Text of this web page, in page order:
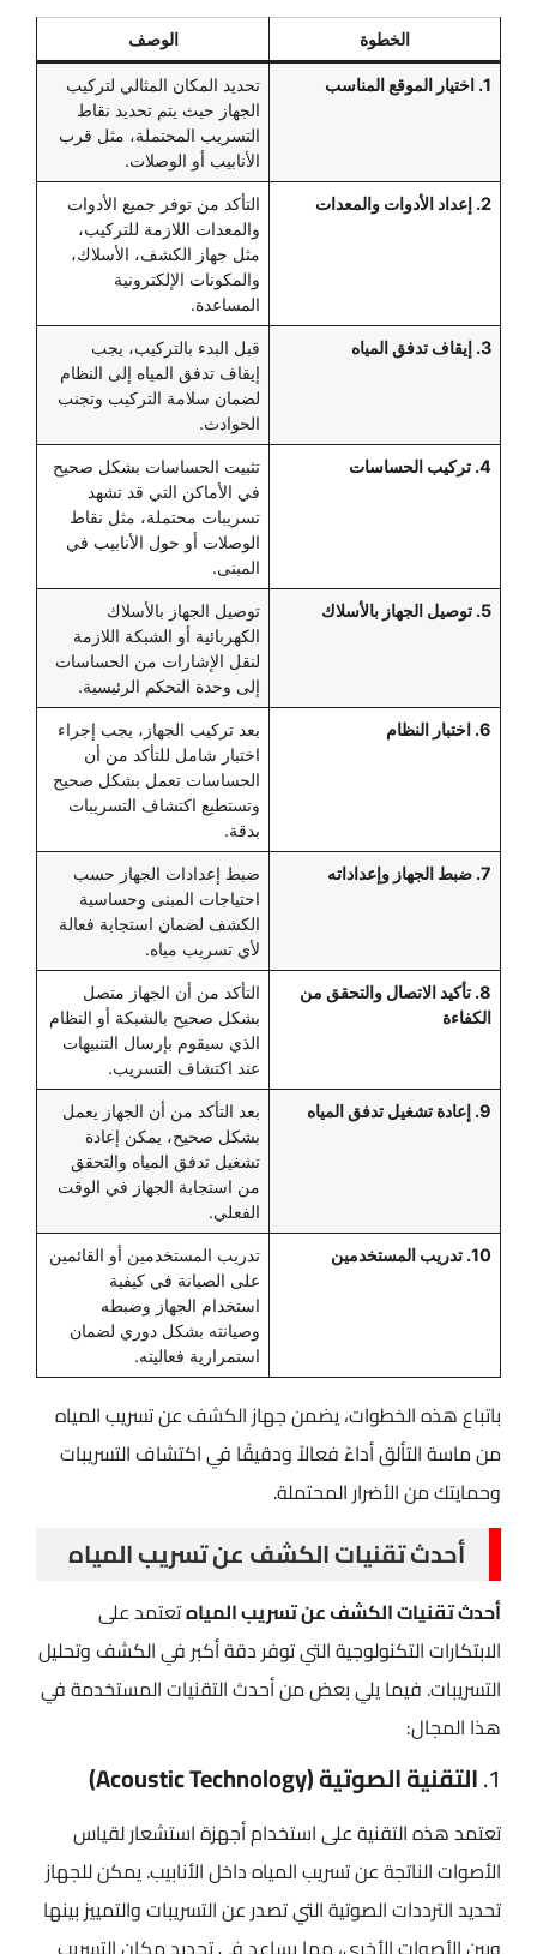
الخطوة الوصف
1. اختيار الموقع المناسب
تحديد المكان المثالي لتركيب
الجهاز حيث يتم تحديد نقاط
التسريب المحتملة، مثل قرب
الأنابيب أو الوصلات.
2. إعداد الأدوات والمعدات
التأكد من توفر جميع الأدوات
والمعدات اللازمة للتركيب،
مثل جهاز الكشف، الأسلاك،
والمكونات الإلكترونية
المساعدة.
3. إيقاف تدفق المياه
قبل البدء بالتركيب، يجب
إيقاف تدفق المياه إلى النظام
لضمان سلامة التركيب وتجنب
الحوادث.
4. تركيب الحساسات
تثبيت الحساسات بشكل صحيح
في الأماكن التي قد تشهد
تسريبات محتملة، مثل نقاط
الوصلات أو حول الأنابيب في
المبنى.
5. توصيل الجهاز بالأسلاك
توصيل الجهاز بالأسلاك
الكهربائية أو الشبكة اللازمة
لنقل الإشارات من الحساسات
إلى وحدة التحكم الرئيسية.
6. اختبار النظام
بعد تركيب الجهاز، يجب إجراء
اختبار شامل للتأكد من أن
الحساسات تعمل بشكل صحيح
وتستطيع اكتشاف التسريبات
بدقة.
7. ضبط الجهاز وإعداداته
ضبط إعدادات الجهاز حسب
احتياجات المبنى وحساسية
الكشف لضمان استجابة فعالة
لأي تسريب مياه.
8. تأكيد الاتصال والتحقق من
الكفاءة
التأكد من أن الجهاز متصل
بشكل صحيح بالشبكة أو النظام
الذي سيقوم بإرسال التنبيهات
عند اكتشاف التسريب.
9. إعادة تشغيل تدفق المياه
بعد التأكد من أن الجهاز يعمل
بشكل صحيح، يمكن إعادة
تشغيل تدفق المياه والتحقق
من استجابة الجهاز في الوقت
الفعلي.
10. تدريب المستخدمين
تدريب المستخدمين أو القائمين
على الصيانة في كيفية
استخدام الجهاز وضبطه
وصيانته بشكل دوري لضمان
استمرارية فعاليته.
باتباع هذه الخطوات، يضمن جهاز الكشف عن تسريب المياه
من ماسة التألق أداءً فعالاً ودقيقًا في اكتشاف التسريبات
وحمايتك من الأضرار المحتملة.
أحدث تقنيات الكشف عن تسريب المياه
أحدث تقنيات الكشف عن تسريب المياهتعتمد على
الابتكارات التكنولوجية التي توفر دقة أكبر في الكشف وتحليل
التسريبات. فيما يلي بعض من أحدث التقنيات المستخدمة في
هذا المجال:
1. التقنية الصوتية (Acoustic Technology)
تعتمد هذه التقنية على استخدام أجهزة استشعار لقياس
الأصوات الناتجة عن تسريب المياه داخل الأنابيب. يمكن للجهاز
تحديد الترددات الصوتية التي تصدر عن التسريبات والتمييز بينها